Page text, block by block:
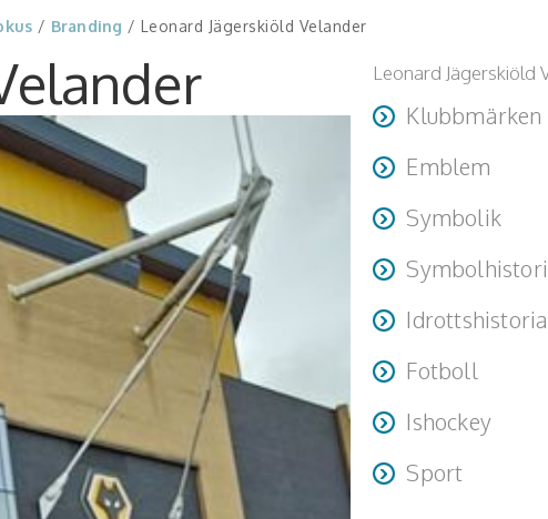
/ Branding / Leonard Jägerskiöld Velander
Leonard Jägerskiöld
Klubbmärken
Emblem
Symbolik
Idrottshistoria
Fotboll
Ishockey
Sport